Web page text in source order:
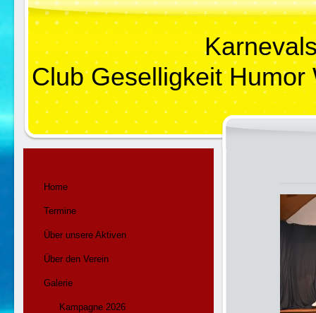
Club Geselligkeit
Home
Termine
Über unsere Aktiven
Über den Verein
Galerie
Kampagne 2026